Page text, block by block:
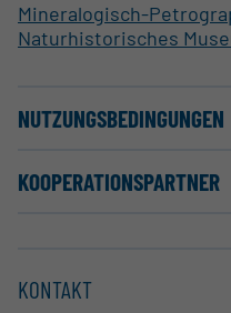
Mineralogisch-
Naturhistorisches
NUTZUNGSBEDINGUNGEN
KOOPERATIONSPARTNER
KONTAKT